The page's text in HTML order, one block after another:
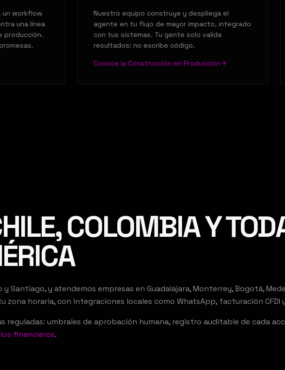
un workflow
una línea
producción.
Nuestro equipo construye y despliega el
agente en tu flujo de mayor impacto, integrado
con tus sistemas. Tu gente solo valida
resultados: no escribe código.
Conoce la Construcción en Producción
COLOMBIA Y
y Santiago, y atendemos empresas en Guadalajara, Monterrey, Bogotá,
zona horaria, con integraciones locales como WhatsApp, facturación CFDI
reguladas: umbrales de aprobación humana, registro auditable de cada
financieros.